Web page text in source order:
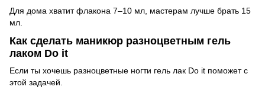
Для дома хватит флакона 7–10 мл, мастерам лучше брать 15
мл.
Как сделать маникюр разноцветным гель
лаком Do it
Если ты хочешь разноцветные ногти гель лак Do it поможет с
этой задачей.